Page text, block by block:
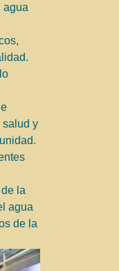
agua
salud y
la
agua
de la